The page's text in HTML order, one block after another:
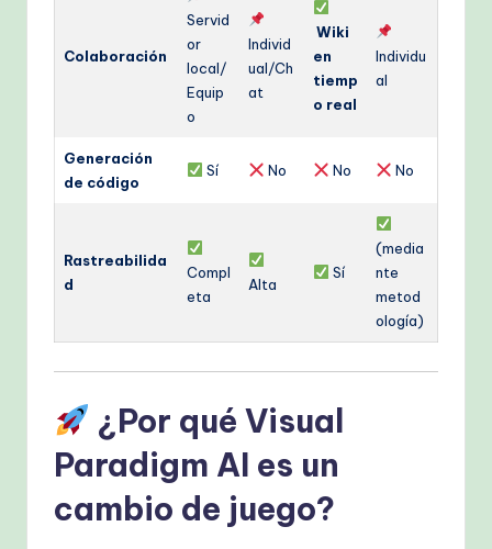
Colaboración
Servid
or
local/
Equip
o
Individ
ual/Ch
at
Wiki
en
tiemp
o real
Individu
al
Generación
de código
Sí No No No
Rastreabilida
d
Compl
eta
Alta
Sí
(media
nte
metod
ología)
¿Por qué Visual
Paradigm AI es un
cambio de juego?